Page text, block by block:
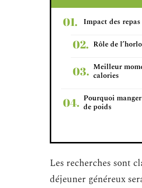
Impact des
Rôle de
Meilleur
calories
Pourquoi
de poids
Les recherches sont
déjeuner généreux